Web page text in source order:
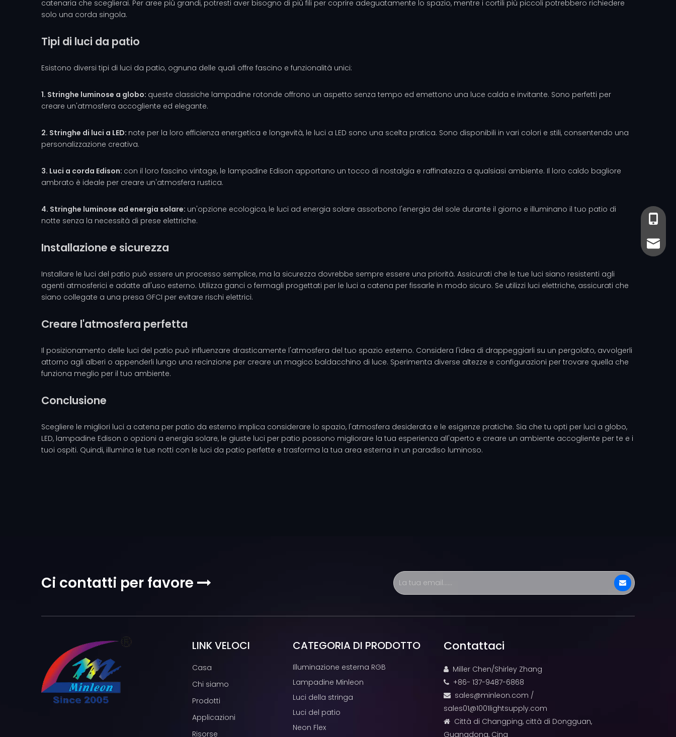
catenaria che sceglierai. Per aree più grandi, potresti aver bisogno di più fili per coprire adeguatamente lo spazio, mentre i cortili più piccoli potrebbero richiedere
solo una corda singola.
Tipi di luci da patio
Esistono diversi tipi di luci da patio, ognuna delle quali offre fascino e funzionalità unici:
1. Stringhe luminose a globo: queste classiche lampadine rotonde offrono un aspetto senza tempo ed emettono una luce calda e invitante. Sono perfetti per
creare un'atmosfera accogliente ed elegante.
2. Stringhe di luci a LED: note per la loro efficienza energetica e longevità, le luci a LED sono una scelta pratica. Sono disponibili in vari colori e stili, consentendo una
personalizzazione creativa.
3. Luci a corda Edison: con il loro fascino vintage, le lampadine Edison apportano un tocco di nostalgia e raffinatezza a qualsiasi ambiente. Il loro caldo bagliore
ambrato è ideale per creare un'atmosfera rustica.
4. Stringhe luminose ad energia solare: un'opzione ecologica, le luci ad energia solare assorbono l'energia del sole durante il giorno e illuminano il tuo patio di
notte senza la necessità di prese elettriche.
Installazione e sicurezza
Installare le luci del patio può essere un processo semplice, ma la sicurezza dovrebbe sempre essere una priorità. Assicurati che le tue luci siano resistenti agli
agenti atmosferici e adatte all'uso esterno. Utilizza ganci o fermagli progettati per le luci a catena per fissarle in modo sicuro. Se utilizzi luci elettriche, assicurati che
siano collegate a una presa GFCI per evitare rischi elettrici.
Creare l'atmosfera perfetta
Il posizionamento delle luci del patio può influenzare drasticamente l'atmosfera del tuo spazio esterno. Considera l'idea di drappeggiarli su un pergolato, avvolgerli
attorno agli alberi o appenderli lungo una recinzione per creare un magico baldacchino di luce. Sperimenta diverse altezze e configurazioni per trovare quella che
funziona meglio per il tuo ambiente.
Conclusione
Scegliere le migliori luci a catena per patio da esterno implica considerare lo spazio, l'atmosfera desiderata e le esigenze pratiche. Sia che tu opti per luci a globo,
LED, lampadine Edison o opzioni a energia solare, le giuste luci per patio possono migliorare la tua esperienza all'aperto e creare un ambiente accogliente per te e i
tuoi ospiti. Quindi, illumina le tue notti con le luci da patio perfette e trasforma la tua area esterna in un paradiso luminoso.
+86-
Ci contatti per favore 
LINK VELOCI
Casa
Chi siamo
Prodotti
Applicazioni
Risorse
CATEGORIA DI PRODOTTO
Illuminazione esterna RGB
Lampadine Minleon
Luci della stringa
Luci del patio
Neon Flex
Contattaci
 Miller Chen/Shirley Zhang
 +86- 137-9487-6868
 sales@minleon.com /
sales01@1001lightsupply.com

Città di Changping, città di Dongguan,
Guangdong, Cina
+86-